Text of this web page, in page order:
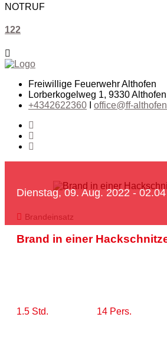
NOTRUF
122
Freiwillige Feuerwehr Althofen
Lorberkogelweg 1, 9330 Althofen
+4342622360
office@ff-
Dienstag, 09. Aug. 2022 -
Brandeinsatz
Brand in einer
1.5 Std. 14 Pers.